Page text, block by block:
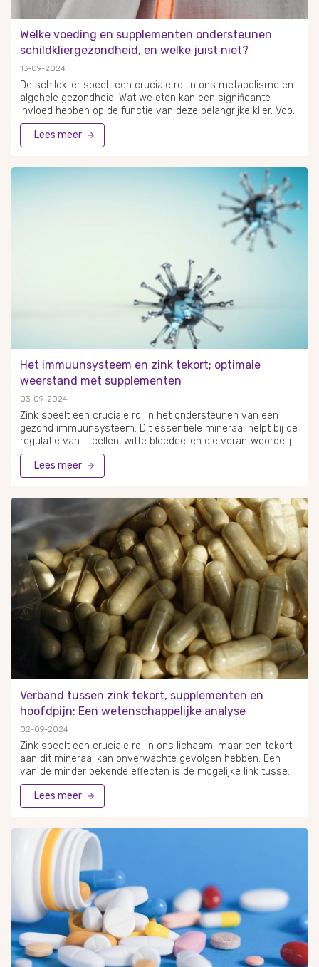
Welke voeding en supplementen ondersteunen
schildkliergezondheid, en welke juist niet?
13-09-2024
De schildklier speelt een cruciale rol in ons metabolisme en
algehele gezondheid. Wat we eten kan een significante
invloed hebben op de functie van deze belangrijke klier. Voor
een gezonde schildklier is het essentieel om voldoende
jodium en selenium via de voeding binnen te krijgen, terwijl
het vermijden van bepaalde voedingsmiddelen en
dieet met de juiste voedingsstoffen ondersteunt de
optimale werking van de schildklier. Jodium en selenium zijn
essentieel voor de hormoonproductie van de schildklier.
Voedingsmiddelen rijk aan deze mineralen kunnen dus
bijdragen aan een gezonde schildklier. Aan de andere kant
kunnen sommige voedingsstoffen de opname van
Lees meer
Het immuunsysteem en zink tekort; optimale
weerstand met supplementen
03-09-2024
Zink speelt een cruciale rol in het ondersteunen van een
gezond immuunsysteem. Dit essentiële mineraal helpt bij de
regulatie van T-cellen, witte bloedcellen die verantwoordelijk
zijn voor het bestrijden van infecties. Een tekort aan zink kan
leiden tot een verminderde immuniteit en een verhoogde
vatbaarheid voor infecties zoals verkoudheid of griep.
voor sommige mensen moeilijk zijn om voldoende binnen te
krijgen via hun dieet. In deze gevallen kunnen
zinksupplementen een uitkomst bieden. Deze supplementen
kunnen helpen bij het aanvullen van een tekort en het
versterken van de weerstand.
Lees meer
Verband tussen zink tekort, supplementen en
hoofdpijn: Een wetenschappelijke analyse
02-09-2024
Zink speelt een cruciale rol in ons lichaam, maar een tekort
aan dit mineraal kan onverwachte gevolgen hebben. Een
van de minder bekende effecten is de mogelijke link tussen
zinktekort en hoofdpijn. Een zinktekort kan bijdragen aan het
ontstaan van hoofdpijn, en in sommige gevallen kan het
gebruik van zinksupplementen helpen bij het verlichten van
precieze relatie tussen zink en hoofdpijn te begrijpen,
suggereren sommige studies dat zink een rol speelt bij de
regulatie van neurotransmitters in de hersenen. Een tekort
aan zink kan leiden tot een verminderd
concentratievermogen en onrust, wat mogelijk bijdraagt aan
het ontstaan van hoofdpijn.
Lees meer